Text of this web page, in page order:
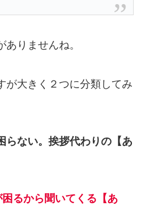
りませんね。
が大きく２つに分類してみ
ない。挨拶代わりの【あ
困るから聞いてくる【あ